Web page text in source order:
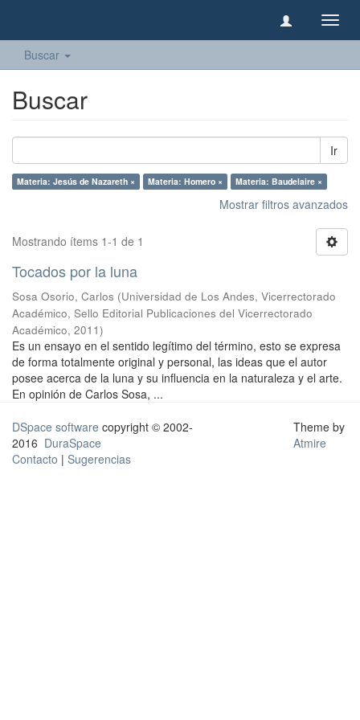
Buscar
Buscar
Ir
Materia: Jesús de Nazareth × Materia: Homero × Materia: Baudelaire ×
Mostrar filtros avanzados
Mostrando ítems 1-1 de 1
Tocados por la luna
Sosa Osorio, Carlos (Universidad de Los Andes, Vicerrectorado
Académico, Sello Editorial Publicaciones del Vicerrectorado
Académico, 2011)
Es un ensayo en el sentido legítimo del término, esto se expresa
de forma totalmente original y personal, las ideas que el autor
posee acerca de la luna y su influencia en la naturaleza y el arte.
En opinión de Carlos Sosa, ...
DSpace software copyright © 2002-
2016 DuraSpace
Contacto | Sugerencias
Theme by
Atmire